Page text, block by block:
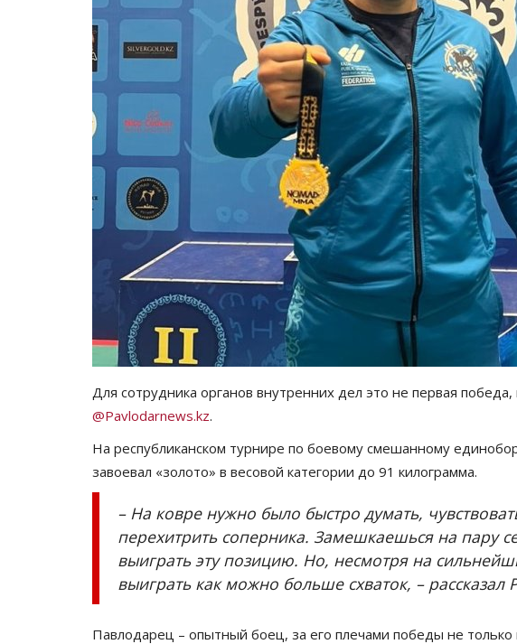
Для сотрудника органов внутренних дел это не первая
@Pavlodarnews.kz.
На республиканском турнире по боевому смешанному
завоевал «золото» в весовой категории до 91 килограмма.
– На ковре нужно было быстро думать,
перехитрить соперника. Замешкаешься на пару
выиграть эту позицию. Но, несмотря на
выиграть как можно больше схваток, – рассказал
Павлодарец – опытный боец, за его плечами победы не только